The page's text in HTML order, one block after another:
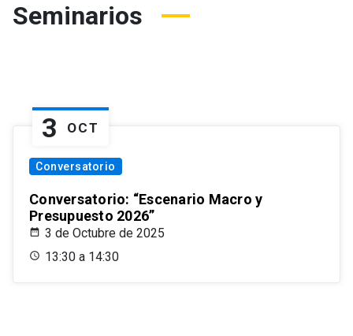
Seminarios
3 OCT
Conversatorio
Conversatorio: “Escenario Macro y
Presupuesto 2026”
3 de Octubre de 2025
13:30 a 14:30